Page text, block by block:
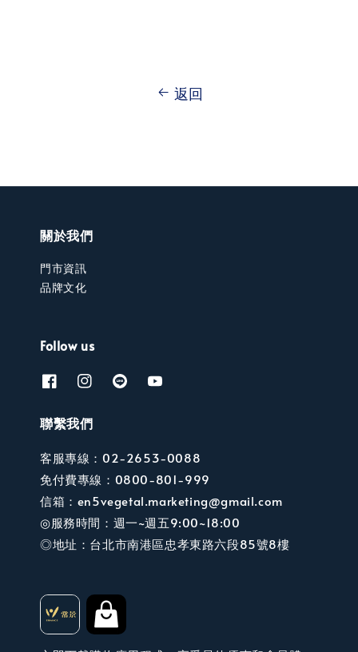
返回
關於我們
門市資訊
品牌文化
Follow us
聯繫我們
客服專線：02-2653-0088
免付費專線：0800-801-999
信箱：en5vegetal.marketing@gmail.com
◎服務時間：週一~週五9:00~18:00
◎地址：台北市南港區忠孝東路六段85號8樓